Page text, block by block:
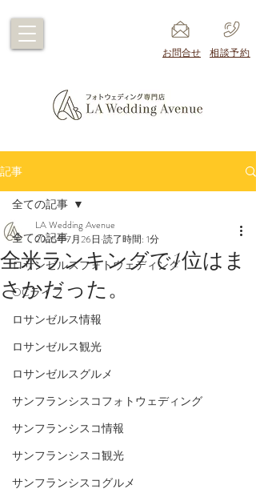
​お問合せ ​相談予約
記事
全ての記事
ロサンゼルスフォトウェディング
OCライフ
ロサンゼルス情報
ロサンゼルス観光
ロサンゼルスグルメ
サンフランシスコフォトウェディング
サンフランシスコ情報
サンフランシスコ観光
サンフランシスコグルメ
全ての記事
全米ランキングで1位はま
さかだった。
LA Wedding Avenue
2025年7月26日 読了時間: 1分